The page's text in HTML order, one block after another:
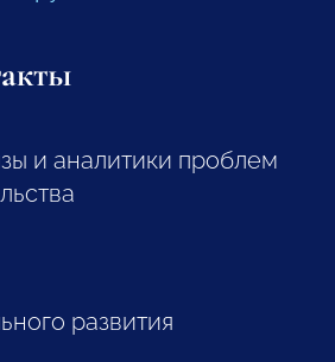
и аналитики проблем
развития